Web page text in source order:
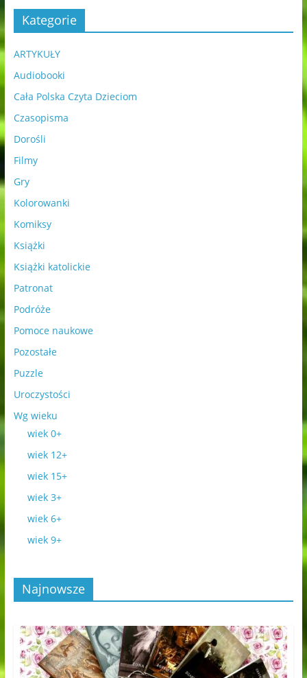
Kategorie
ARTYKUŁY
Audiobooki
Cała Polska Czyta Dzieciom
Czasopisma
Dorośli
Filmy
Gry
Kolorowanki
Komiksy
Książki
Książki katolickie
Patronat
Podróże
Pomoce naukowe
Pozostałe
Puzzle
Uroczystości
Wg wieku
wiek 0+
wiek 12+
wiek 15+
wiek 3+
wiek 6+
wiek 9+
Najnowsze